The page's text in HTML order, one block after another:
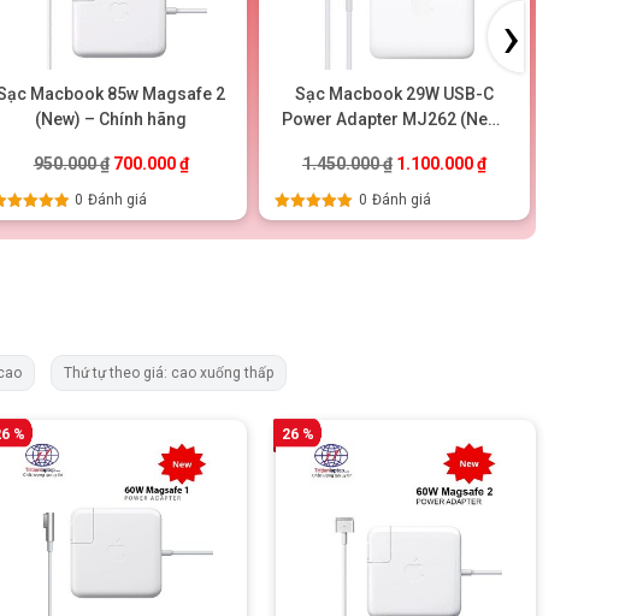
700.000 ₫.
Macbook 85w Magsafe 2
(New) – Chính hãng
950.000₫ Giá gốc là: 950.000 ₫.
700.000₫Giá hiện tại là: 700.000 ₫.
xếp
0 Đánh giá
Sạc Macbook 29W USB-C
Power Adapter MJ262 (New)
1.450.000₫ Giá gốc là: 1.450.000 ₫.
1.100.000₫Giá hiện tại là:
Được xếp
0 Đánh giá
›
Thứ tự theo giá: cao xuống thấp
% 26 %